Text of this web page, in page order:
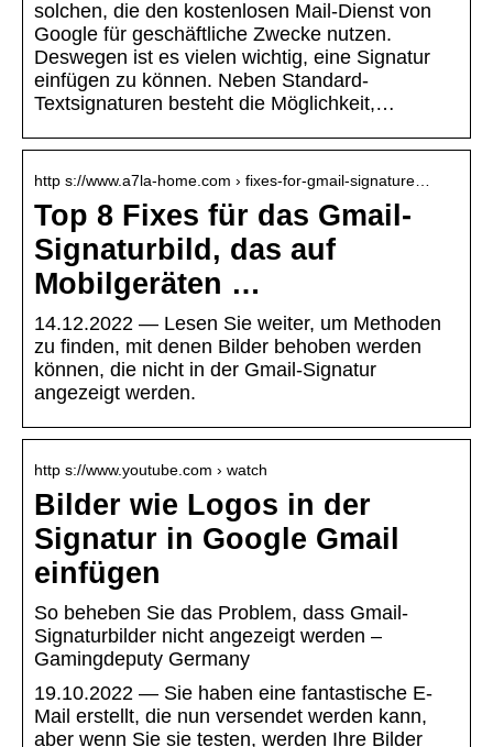
solchen, die den kostenlosen Mail-Dienst von
Google für geschäftliche Zwecke nutzen.
Deswegen ist es vielen wichtig, eine Signatur
einfügen zu können. Neben Standard-
Textsignaturen besteht die Möglichkeit,…
http s://www.a7la-home.com › fixes-for-gmail-signature…
Top 8 Fixes für das Gmail-
Signaturbild, das auf
Mobilgeräten …
14.12.2022 — Lesen Sie weiter, um Methoden
zu finden, mit denen Bilder behoben werden
können, die nicht in der Gmail-Signatur
angezeigt werden.
http s://www.youtube.com › watch
Bilder wie Logos in der
Signatur in Google Gmail
einfügen
So beheben Sie das Problem, dass Gmail-
Signaturbilder nicht angezeigt werden –
Gamingdeputy Germany
19.10.2022 — Sie haben eine fantastische E-
Mail erstellt, die nun versendet werden kann,
aber wenn Sie sie testen, werden Ihre Bilder